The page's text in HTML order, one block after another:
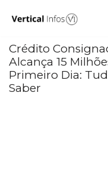
para
o
conteúdo
Crédito
Alcança 15
Primeiro Dia:
Saber